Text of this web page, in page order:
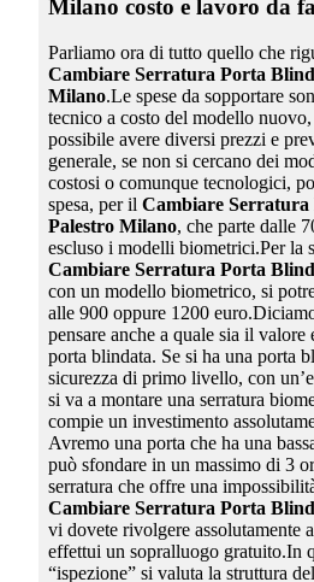
Milano costo e lavoro da
Parliamo ora di tutto quello che
Cambiare Serratura Porta
Milano.Le spese da sopportare
tecnico a costo del modello
possibile avere diversi prezzi e
generale, se non si cercano dei
costosi o comunque tecnologici,
spesa, per il Cambiare
Palestro Milano, che parte dalle
escluso i modelli biometrici.Per la
Cambiare Serratura Porta
con un modello biometrico, si
alle 900 oppure 1200
pensare anche a quale sia il valore
porta blindata. Se si ha una porta
sicurezza di primo livello, con
si va a montare una serratura
compie un investimento
Avremo una porta che ha una
può sfondare in un massimo di 3
serratura che offre una
Cambiare Serratura Porta
vi dovete rivolgere assolutamente
effettui un sopralluogo gratuito.In
“ispezione” si valuta la struttura